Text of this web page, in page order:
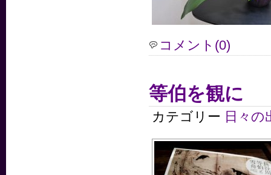
コメント(0)
等伯を観に
カテゴリー 日々の